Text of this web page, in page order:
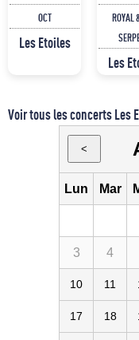
OCT
Les Etoiles
ROYAL
Les
Voir tous les concerts Les
<
Lun Mar
3 4
10 11
17 18